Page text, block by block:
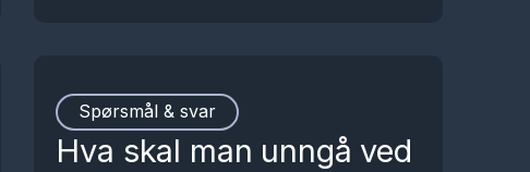
Spørsmål & svar
Hva skal man unngå ved